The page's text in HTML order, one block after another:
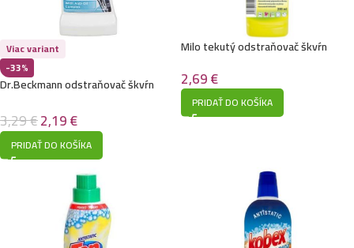
-33%
Viac variant
Dr.Beckmann odstraňovač škvŕn
3,29€2,19€
PRIDAŤ DO KOŠÍKA
Milo tekutý odstraňovač škvŕn
2,69€
PRIDAŤ DO KOŠÍKA